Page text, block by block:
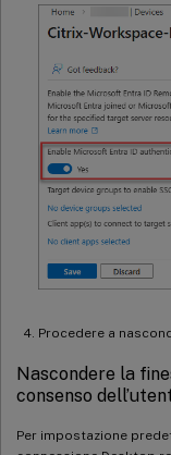
Procedere a
Nascondere la
consenso
Per impostazione